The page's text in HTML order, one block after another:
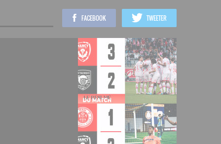
FACEBOOK TWEETER